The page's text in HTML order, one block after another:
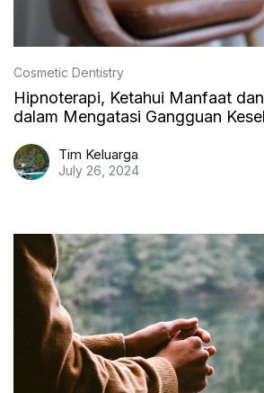
Cosmetic Dentistry
Hipnoterapi, Ketahui Manfaat
dalam Mengatasi Gangguan
Tim Keluarga
July 26, 2024